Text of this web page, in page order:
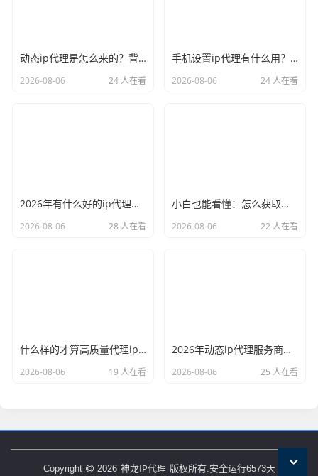
动态ip代理是怎么来的？背后的原理比你想象的精彩
2026-08-06 24 人在看
手机设置ip代理有什么用？不只是改定位那么简单
2026-08-06 24 人在看
2026年有什么好的ip代理软件？亲测后我只推荐这几个
2026-08-06 28 人在看
小白也能看懂：怎么获取代理ip和端口号，一步步教会你
2026-08-06 22 人在看
什么样的才算高质量代理ip？资深玩家总结了三个硬指标
2026-08-06 19 人在看
2026年动态ip代理服务商有哪些？这份清单建议收藏
2026-08-06 25 人在看
Copyright 2026 神龙IP代理 版权所有.安全运行6573天